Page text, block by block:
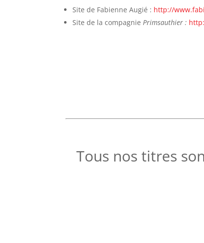
Site de Fabienne Augié : http://
Site de la compagniePrimsauthier :
Tous nos titres